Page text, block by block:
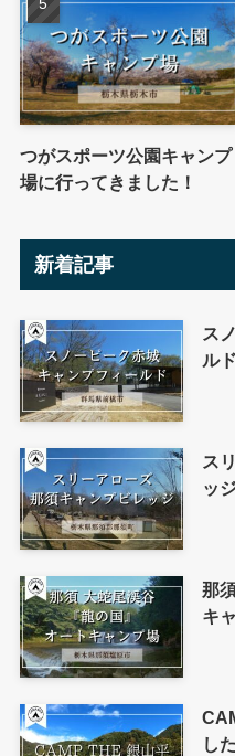
つがスポーツ公園キャンプ
場に行ってきました！
新着記事
ス
ル
ス
ッ
那
キ
し